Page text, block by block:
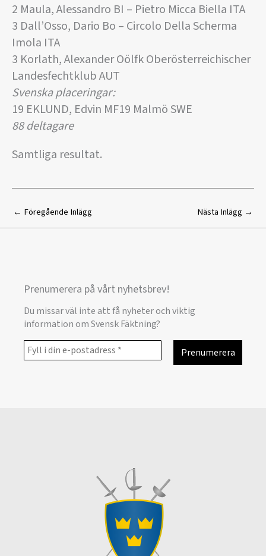
2 Maula, Alessandro BI – Pietro Micca Biella ITA
3 Dall’Osso, Dario Bo – Circolo Della Scherma
Imola ITA
3 Korlath, Alexander Oölfk Oberösterreichischer
Landesfechtklub AUT
Svenska placeringar:
19 EKLUND, Edvin MF19 Malmö SWE
88 deltagare
Samtliga resultat.
← Föregående Inlägg Nästa Inlägg →
Prenumerera på vårt nyhetsbrev!
Du missar väl inte att få nyheter och viktig
information om Svensk Fäktning?